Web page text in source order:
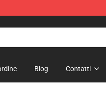
Blog Contatti